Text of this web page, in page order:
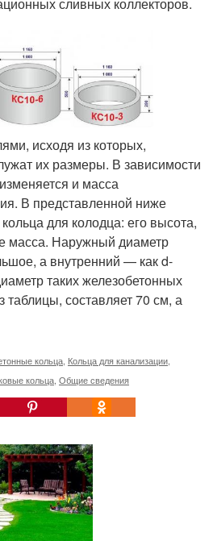
исходя из которых,
их размеры. В зависимости
и масса
В представленной ниже
для колодца: его высота,
масса. Наружный диаметр
а внутренний — как d-
таких железобетонных
таблицы, составляет 70 см, а
кольца, Кольца для канализации,
кольца, Общие сведения